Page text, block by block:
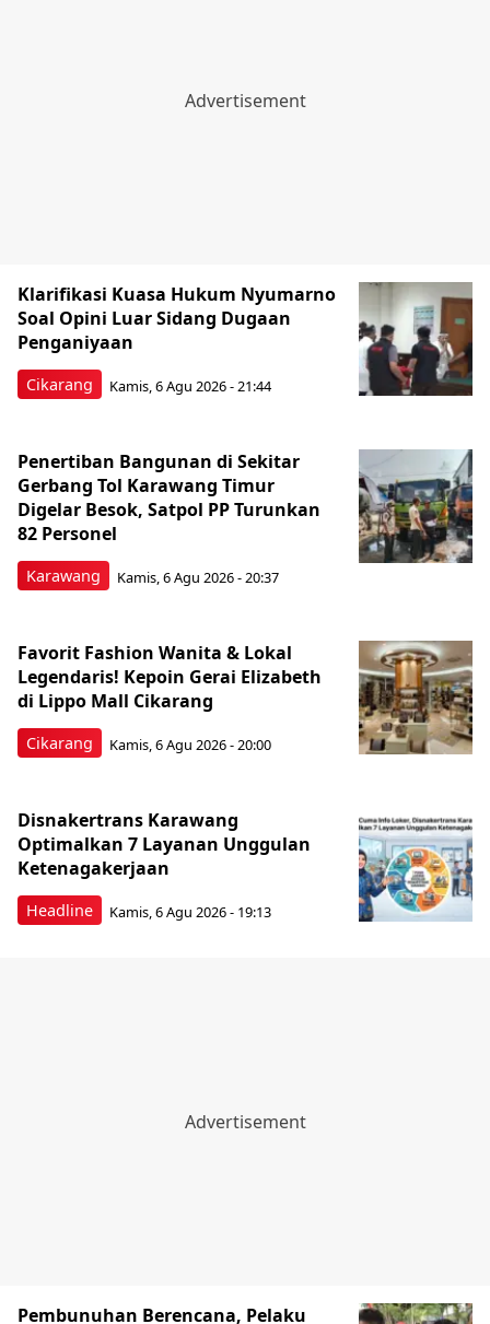
Cikarang
Klarifikasi Kuasa Hukum Nyumarno
Soal Opini Luar Sidang Dugaan
Penganiyaan
Kamis, 6 Agu 2026 - 21:44
Karawang
Penertiban Bangunan di Sekitar
Gerbang Tol Karawang Timur
Digelar Besok, Satpol PP Turunkan
82 Personel
Kamis, 6 Agu 2026 - 20:37
Cikarang
Favorit Fashion Wanita & Lokal
Legendaris! Kepoin Gerai Elizabeth
di Lippo Mall Cikarang
Kamis, 6 Agu 2026 - 20:00
Headline
Disnakertrans Karawang
Optimalkan 7 Layanan Unggulan
Ketenagakerjaan
Kamis, 6 Agu 2026 - 19:13
Pembunuhan Berencana, Pelaku